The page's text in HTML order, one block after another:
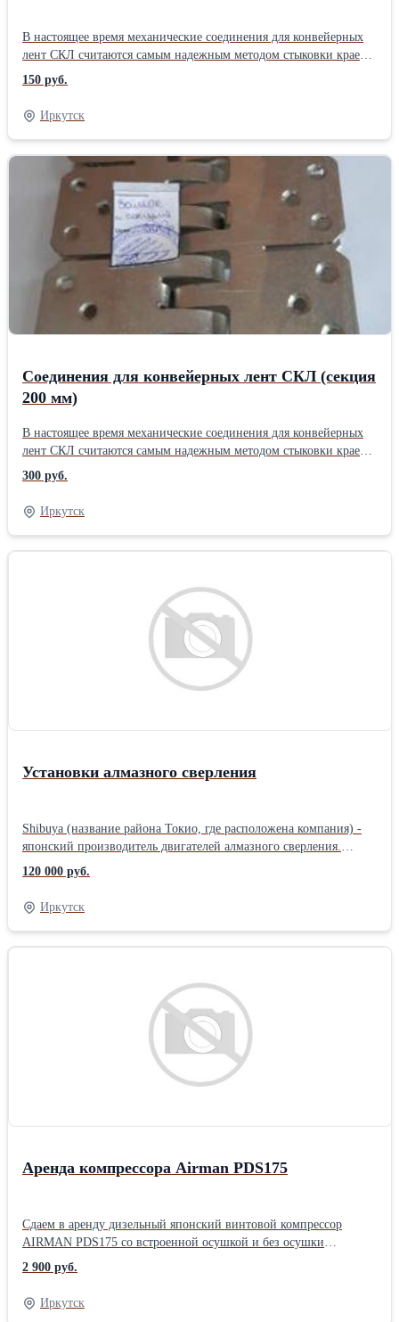
В настоящее время механические соединения для конвейерных
лент СКЛ считаются самым надежным методом стыковки краев
лент. Наше предприятие специализируется на изготовлении
механических соединений разъемных шарнирных. Наши замки
СКЛ подходят для транспортерных лент с толщиной 8 …15 мм.
Секции длинной 100 и 200 мм. Изготавливаем любой объем в
самые кротчайшие сроки. К преимуществам использование
механического способа стыковки можно отнести: - требуется
минимум времени на проведение ремонта; -работы можно
проводит при любых погодных условиях; -не требуется, каких
либо определенных навыков; Вам необходимы механические
соединения для конвейерных лент, тогда скорее набирайте номер
отдела продаж для более подробной консультации: 8 (3952) 727-
900, 727-901... E-mail: 727900@bk.ruПроизводитель:
Собственное производство Тип: Замок для конвейерных лент
150 руб.
Иркутск
Соединения для конвейерных лент СКЛ (секция
200 мм)
В настоящее время механические соединения для конвейерных
лент СКЛ считаются самым надежным методом стыковки краев
лент. Наше предприятие специализируется на изготовлении
механических соединений разъемных шарнирных. Наши замки
СКЛ подходят для транспортерных лент с толщиной 8 …15 мм.
Секции длинной 100 и 200 мм. Изготавливаем любой объем в
самые кротчайшие сроки. К преимуществам использование
проводит при любых погодных условиях; -не требуется, каких
либо определенных навыков; Вам необходимы механические
соединения для конвейерных лент, тогда скорее набирайте номер
отдела продаж для более подробной консультации: 8 (3952) 727-
900, 727-901... E-mail: 727900@bk.ruПроизводитель:
Собственное производство
300 руб.
Иркутск
Установки алмазного сверления
Shibuya (название района Токио, где расположена компания) -
японский производитель двигателей алмазного сверления.
Shibuya выпускает двигатели по собственным разработкам.
Японцы делают это лучше всех. На современном рынке
оборудования для алмазного сверления, Shibuya - это
единственный производитель, который выпускает однофазные
моторы с диаметром сверления до 600мм, при этом крайние
моторы до 400мм и 600мм, работают также эффективно и на
малых диаметрах из-за того, что их редукторы имеют широкий
профессионального сверления железобетона, то Shibuya - это то,
что нужно. В диапазоне от 50 до 600 мм Shibuya имеет самое
лучшее сочетание цена — качество! ХОТЯ НЕТ КАЧЕСТВО
120 000 руб.
Иркутск
Аренда компрессора Airman PDS175
Сдаем в аренду дизельный японский винтовой компрессор
AIRMAN PDS175 со встроенной осушкой и без осушки
Производительность 5 м3/мин. Давление 7 бар Стоимость от 2
900 руб. за 24 часа аренды Наличный, безналичный расчёт,
договор ------------------------------------------------- Дополнительно
сдается: - Пескоструйная установка АСО 150 - от 1000 руб/сутки
2 900 руб.
Иркутск